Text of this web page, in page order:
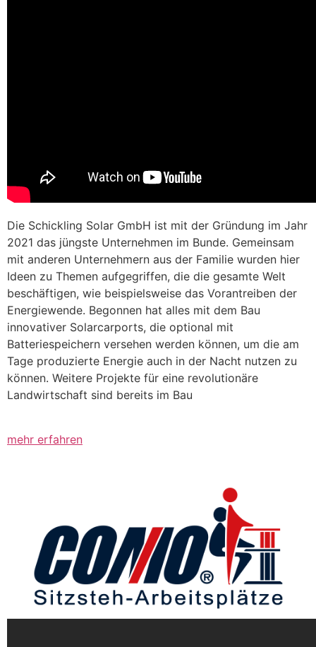
Die Schickling Solar GmbH ist mit der Gründung im Jahr
2021 das jüngste Unternehmen im Bunde. Gemeinsam
mit anderen Unternehmern aus der Familie wurden hier
Ideen zu Themen aufgegriffen, die die gesamte Welt
beschäftigen, wie beispielsweise das Vorantreiben der
Energiewende. Begonnen hat alles mit dem Bau
innovativer Solarcarports, die optional mit
Batteriespeichern versehen werden können, um die am
Tage produzierte Energie auch in der Nacht nutzen zu
können. Weitere Projekte für eine revolutionäre
Landwirtschaft sind bereits im Bau
mehr erfahren